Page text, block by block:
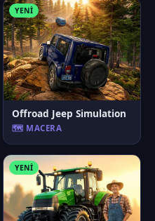
YENI
Offroad Jeep Simulation
🗺️ MACERA
YENI